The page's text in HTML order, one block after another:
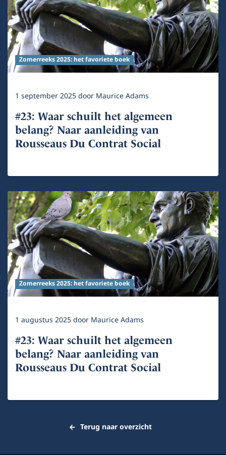
Zomerreeks 2025: het favoriete boek
1 september 2025door Maurice Adams
#23: Waar schuilt het algemeen
belang? Naar aanleiding van
Rousseaus Du Contrat Social
Zomerreeks 2025: het favoriete boek
1 augustus 2025door Maurice Adams
#23: Waar schuilt het algemeen
belang? Naar aanleiding van
Rousseaus Du Contrat Social
Terug naar overzicht